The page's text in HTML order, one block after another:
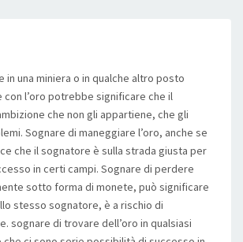
in una miniera o in qualche altro posto
con l’oro potrebbe significare che il
che non gli appartiene, che gli
Sognare di maneggiare l’oro, anche se
che il sognatore è sulla strada giusta per
in certi campi. Sognare di perdere
sotto forma di monete, può significare
stesso sognatore, è a rischio di
sognare di trovare dell’oro in qualsiasi